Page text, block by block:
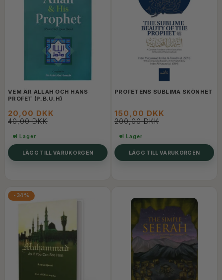
VEM ÄR ALLAH OCH HANS
PROFET (P.B.U.H)
20,00 DKK
40,00 DKK
I Lager
LÄGG TILL VARUKORGEN
PROFETENS SUBLIMA SKÖNHET
150,00 DKK
200,00 DKK
I Lager
LÄGG TILL VARUKORGEN
-34%